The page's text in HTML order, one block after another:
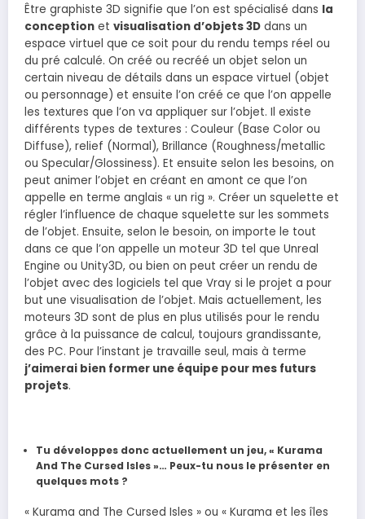
Être graphiste 3D signifie que l’on est spécialisé dans la
conception et visualisation d’objets 3D dans un
espace virtuel que ce soit pour du rendu temps réel ou
du pré calculé. On créé ou recréé un objet selon un
certain niveau de détails dans un espace virtuel (objet
ou personnage) et ensuite l’on créé ce que l’on appelle
les textures que l’on va appliquer sur l’objet. Il existe
différents types de textures : Couleur (Base Color ou
Diffuse), relief (Normal), Brillance (Roughness/metallic
ou Specular/Glossiness). Et ensuite selon les besoins, on
peut animer l’objet en créant en amont ce que l’on
appelle en terme anglais « un rig ». Créer un squelette et
régler l’influence de chaque squelette sur les sommets
de l’objet. Ensuite, selon le besoin, on importe le tout
dans ce que l’on appelle un moteur 3D tel que Unreal
Engine ou Unity3D, ou bien on peut créer un rendu de
l’objet avec des logiciels tel que Vray si le projet a pour
but une visualisation de l’objet. Mais actuellement, les
moteurs 3D sont de plus en plus utilisés pour le rendu
grâce à la puissance de calcul, toujours grandissante,
des PC. Pour l’instant je travaille seul, mais à terme
j’aimerai bien former une équipe pour mes futurs
projets.
Tu développes donc actuellement un jeu, « Kurama
And The Cursed Isles »… Peux-tu nous le présenter en
quelques mots ?
« Kurama and The Cursed Isles » ou « Kurama et les îles